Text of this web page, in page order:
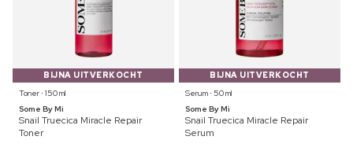
BIJNA UITVERKOCHT
Toner ⋅ 150 ml
Some By Mi
Snail Truecica Miracle Repair
Toner
BIJNA UITVERKOCHT
Serum ⋅ 50 ml
Some By Mi
Snail Truecica Miracle Repair
Serum